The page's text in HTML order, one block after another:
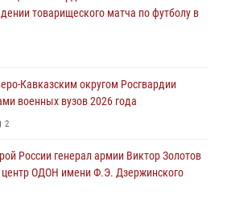
3
занятие по основам
росгвардейцев в Главном военном
товарищеского матча по футболу в
Кавказским округом Росгвардии
военных вузов 2026 года
2
России генерал армии Виктор Золотов
центр ОДОН имени Ф.Э. Дзержинского